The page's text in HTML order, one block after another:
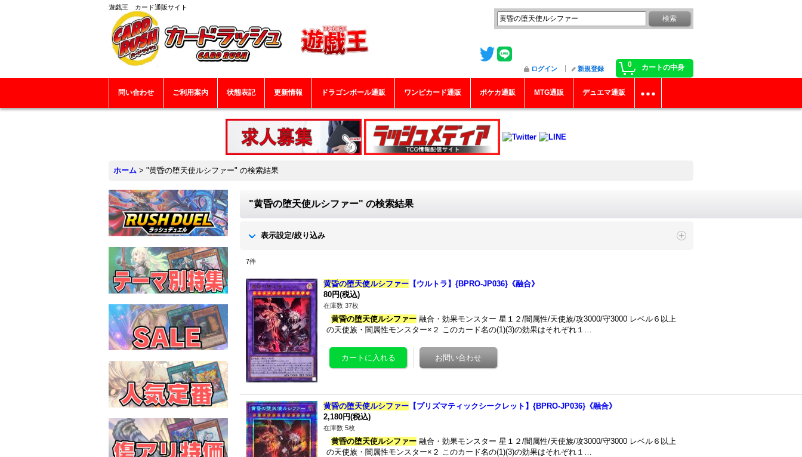
遊戯王 カード通販サイト
0 カートの中身
ログイン 新規登録
問い合わせ ご利用案内 状態表記 更新情報 ドラゴンボール通販 ワンピカード通販 ポケカ通販 MTG通販 デュエマ通販
ホーム > "黄昏の堕天使ルシファー" の検索結果
"黄昏の堕天使ルシファー" の検索結果
表示設定/絞り込み
7件
黄昏の堕天使ルシファー 【ウルトラ】{BPRO-JP036}《融合》
80円(税込)
在庫数 37枚
黄昏の堕天使ルシファー 融合・効果モンスター 星１２/闇属性/天使族/攻3000/守3000 レベル６以上
の天使族・闇属性モンスター×２ このカード名の(1)(3)の効果はそれぞれ１…
黄昏の堕天使ルシファー 【プリズマティックシークレット】{BPRO-JP036}《融合》
2,180円(税込)
在庫数 5枚
黄昏の堕天使ルシファー 融合・効果モンスター 星１２/闇属性/天使族/攻3000/守3000 レベル６以上
の天使族・闇属性モンスター×２ このカード名の(1)(3)の効果はそれぞれ１…